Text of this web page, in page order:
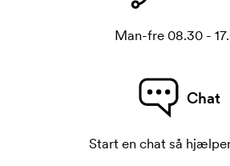
Man-fre 08.30 -
Chat
Start en chat så